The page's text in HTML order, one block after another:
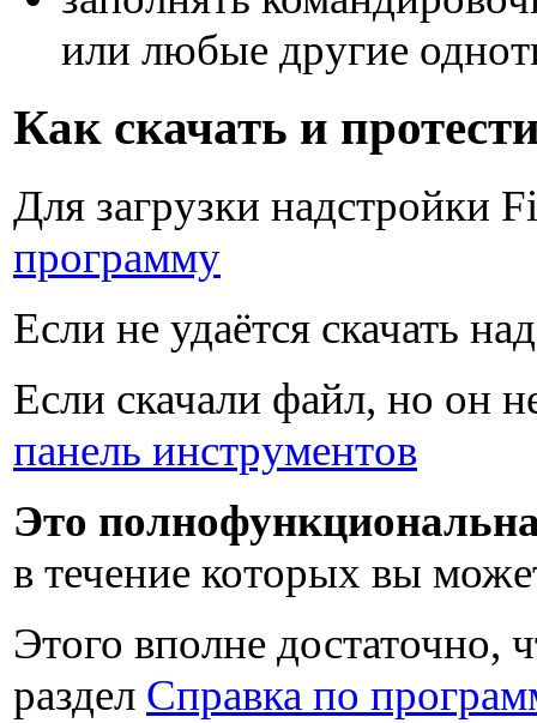
или любые другие
Как скачать и
Для загрузки надстройки
программу
Если не удаётся скачать
Если скачали файл, но он
панель инструментов
Это
в течение которых вы
Этого вполне достаточно,
раздел Справка по